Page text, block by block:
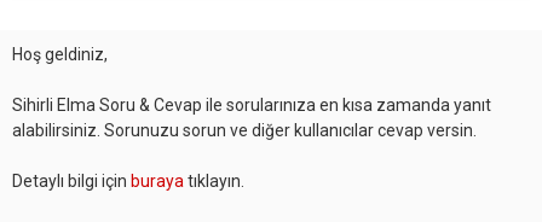
Hoş geldiniz,
Sihirli Elma Soru & Cevap ile sorularınıza en kısa zamanda yanıt
alabilirsiniz. Sorunuzu sorun ve diğer kullanıcılar cevap versin.
Detaylı bilgi için buraya tıklayın.